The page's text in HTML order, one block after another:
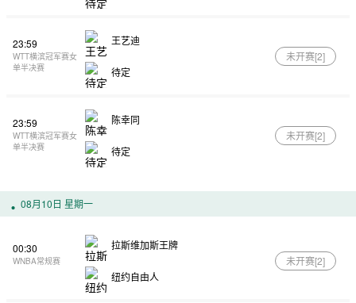
23:59
WTT横滨冠军赛女
单半决赛
王艺迪
待定
未开赛[2]
23:59
WTT横滨冠军赛女
单半决赛
陈幸同
待定
未开赛[2]
08月10日 星期一
00:30
WNBA常规赛
拉斯维加斯王牌
纽约自由人
未开赛[2]